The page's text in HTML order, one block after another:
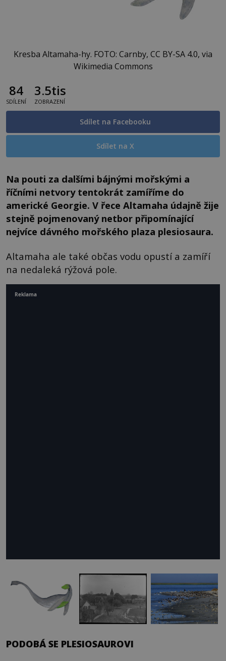
Kresba Altamaha-hy. FOTO: Carnby, CC BY-SA 4.0, via
Wikimedia Commons
84
SDÍLENÍ
3.5tis
ZOBRAZENÍ
Sdílet na Facebooku
Sdílet na X
Na pouti za dalšími bájnými mořskými a
říčními netvory tentokrát zamíříme do
americké Georgie. V řece Altamaha údajně žije
stejně pojmenovaný netbor připomínající
nejvíce dávného mořského plaza plesiosaura.
Altamaha ale také občas vodu opustí a zamíří
na nedaleká rýžová pole.
PODOBÁ SE PLESIOSAUROVI
Reklama